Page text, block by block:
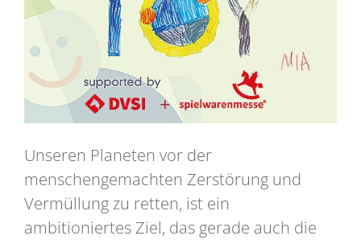
Unseren Planeten vor der
menschengemachten Zerstörung und
Vermüllung zu retten, ist ein
ambitioniertes Ziel, das gerade auch die